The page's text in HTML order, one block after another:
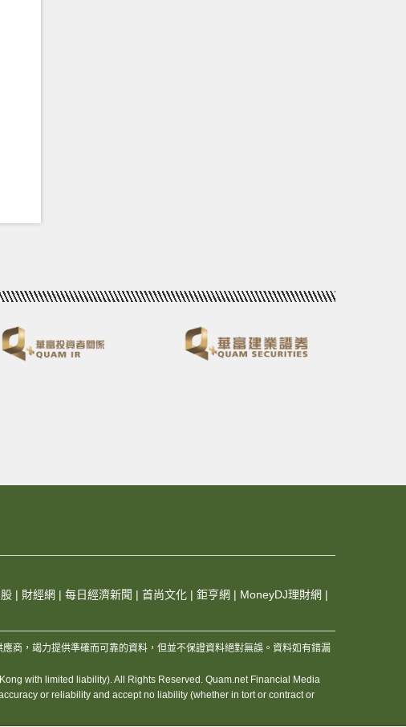
| 財經網 | 每日經濟新聞 | 首尚文化 | 鉅亨網 | MoneyDJ理財網 |
商，竭力提供準確而可靠的資料，但並不保證資料絕對無誤。資料如有錯漏
with limited liability). All Rights Reserved. Quam.net Financial Media
or reliability and accept no liability (whether in tort or contract or